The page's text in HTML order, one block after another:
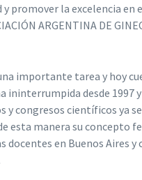
promover la excelencia en
ARGENTINA DE
importante tarea y hoy
ininterrumpida desde 1997
y congresos científicos ya
esta manera su concepto
en Buenos Aires y